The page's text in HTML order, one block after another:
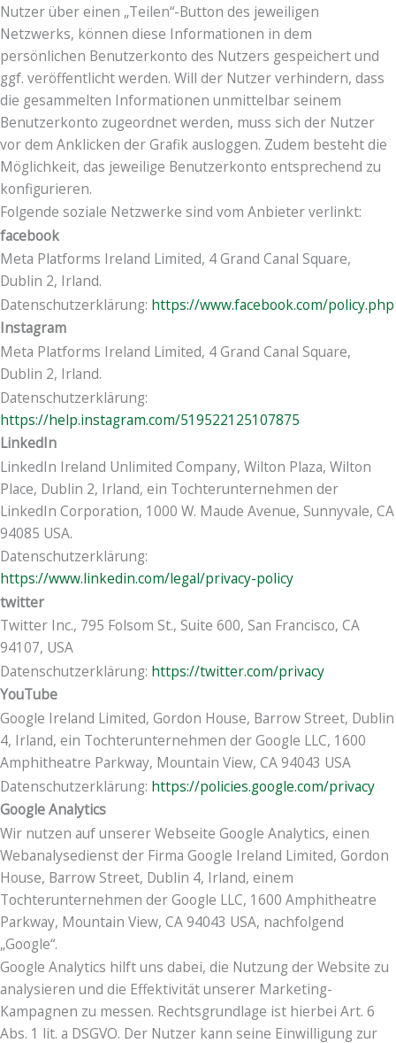
Nutzer über einen „Teilen“-Button des jeweiligen
Netzwerks, können diese Informationen in dem
persönlichen Benutzerkonto des Nutzers gespeichert und
ggf. veröffentlicht werden. Will der Nutzer verhindern, dass
die gesammelten Informationen unmittelbar seinem
Benutzerkonto zugeordnet werden, muss sich der Nutzer
vor dem Anklicken der Grafik ausloggen. Zudem besteht die
Möglichkeit, das jeweilige Benutzerkonto entsprechend zu
konfigurieren.
Folgende soziale Netzwerke sind vom Anbieter verlinkt:
facebook
Meta Platforms Ireland Limited, 4 Grand Canal Square,
Dublin 2, Irland.
Datenschutzerklärung: https://www.facebook.com/policy.php
Instagram
Meta Platforms Ireland Limited, 4 Grand Canal Square,
Dublin 2, Irland.
Datenschutzerklärung:
https://help.instagram.com/519522125107875
LinkedIn
LinkedIn Ireland Unlimited Company, Wilton Plaza, Wilton
Place, Dublin 2, Irland, ein Tochterunternehmen der
LinkedIn Corporation, 1000 W. Maude Avenue, Sunnyvale, CA
94085 USA.
Datenschutzerklärung:
https://www.linkedin.com/legal/privacy-policy
twitter
Twitter Inc., 795 Folsom St., Suite 600, San Francisco, CA
94107, USA
Datenschutzerklärung: https://twitter.com/privacy
YouTube
Google Ireland Limited, Gordon House, Barrow Street, Dublin
4, Irland, ein Tochterunternehmen der Google LLC, 1600
Amphitheatre Parkway, Mountain View, CA 94043 USA
Datenschutzerklärung: https://policies.google.com/privacy
Google Analytics
Wir nutzen auf unserer Webseite Google Analytics, einen
Webanalysedienst der Firma Google Ireland Limited, Gordon
House, Barrow Street, Dublin 4, Irland, einem
Tochterunternehmen der Google LLC, 1600 Amphitheatre
Parkway, Mountain View, CA 94043 USA, nachfolgend
„Google“.
Google Analytics hilft uns dabei, die Nutzung der Website zu
analysieren und die Effektivität unserer Marketing-
Kampagnen zu messen. Rechtsgrundlage ist hierbei Art. 6
Abs. 1 lit. a DSGVO. Der Nutzer kann seine Einwilligung zur